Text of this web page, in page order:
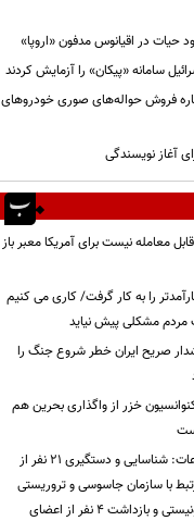
حیات در اقیانوس مدفون «اروپا»
سامانه «پیکان» را آزمایش کردند
فروش حواله‌های صوری خودروهای
معامله نیست برای آمریکا معبر باز
را به کار گرفت/ کاری می کنیم
مشکلی پیش نیاید
صریح ایران خطر شروع جنگ را
خزر از واگذاری بحرین هم
وزارت اطلاعات: شناسایی و دستگیری ۲۱ نفر از
با سازمان جاسوسی و تروریستی
رژیم صهیونیستی و بازداشت ۴ نفر از اعضای